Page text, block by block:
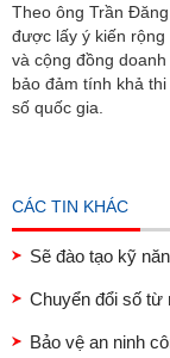
Theo ông Trần
được lấy ý kiến
và cộng đồng
bảo đảm tính khả
số quốc gia.
CÁC TIN KHÁC
Sẽ đào tạo kỹ
Chuyển đổi số từ
Bảo vệ an ninh